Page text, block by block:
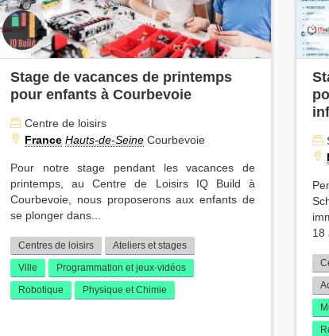
Stage de vacances de printemps
pour enfants à Courbevoie
Centre de loisirs
France Hauts-de-Seine Courbevoie
Pour notre stage pendant les vacances de
printemps, au Centre de Loisirs IQ Build à
Courbevoie, nous proposerons aux enfants de
se plonger dans...
Centres de loisirs
Ateliers et stages
Ville
Programmation et jeux-vidéos
Robotique
Physique et Chimie
18